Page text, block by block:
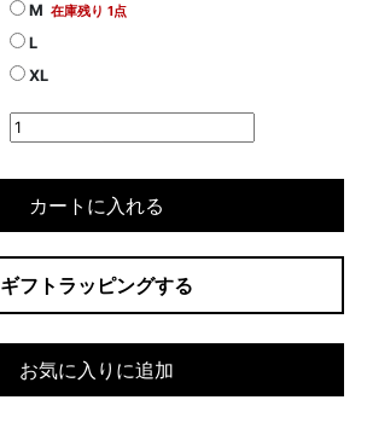
M 在庫残り 1点
L
XL
カートに入れる
ギフトラッピングする
お気に入りに追加